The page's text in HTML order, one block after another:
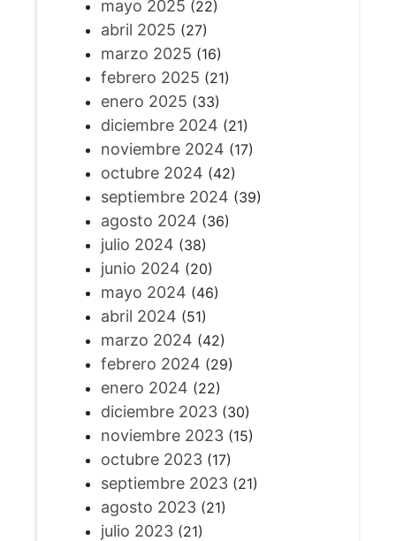
mayo 2025 (22)
abril 2025 (27)
marzo 2025 (16)
febrero 2025 (21)
enero 2025 (33)
diciembre 2024 (21)
noviembre 2024 (17)
octubre 2024 (42)
septiembre 2024 (39)
agosto 2024 (36)
julio 2024 (38)
junio 2024 (20)
mayo 2024 (46)
abril 2024 (51)
marzo 2024 (42)
febrero 2024 (29)
enero 2024 (22)
diciembre 2023(30)
noviembre 2023(15)
octubre 2023(17)
septiembre 2023(21)
agosto 2023(21)
julio 2023(21)